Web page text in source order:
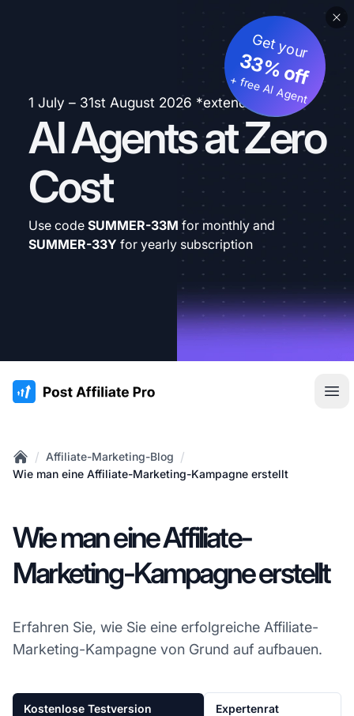
1 July – 31st August 2026 *extended
AI Agents at Zero
Cost
Get your
33% off
+ free AI Agent
Use code SUMMER-33M for monthly and
SUMMER-33Y for yearly subscription
:site.title
Home
/ Affiliate-Marketing-Blog /
Wie man eine Affiliate-Marketing-Kampagne erstellt
Wie man eine Affiliate-
Marketing-Kampagne erstellt
Erfahren Sie, wie Sie eine erfolgreiche Affiliate-
Marketing-Kampagne von Grund auf aufbauen.
Kostenlose Testversion
Expertenrat